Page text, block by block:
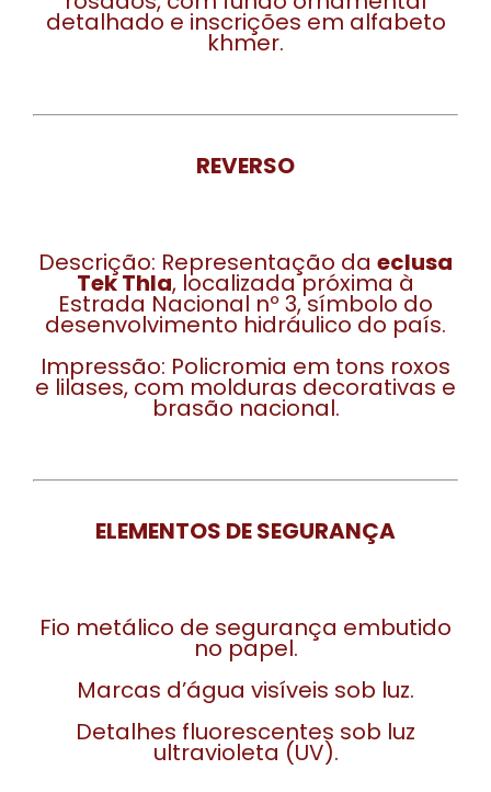
detalhado e inscrições em alfabeto
khmer.
REVERSO
Descrição: Representação da eclusa
Tek Thla, localizada próxima à
Estrada Nacional nº 3, símbolo do
desenvolvimento hidráulico do país.
Impressão: Policromia em tons roxos
e lilases, com molduras decorativas e
brasão nacional.
ELEMENTOS DE SEGURANÇA
Fio metálico de segurança embutido
no papel.
Marcas d’água visíveis sob luz.
Detalhes fluorescentes sob luz
ultravioleta (UV).